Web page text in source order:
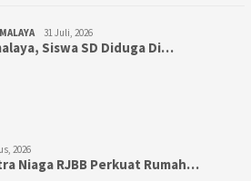
31 Juli, 2026
Siswa SD Diduga Di…
2026
Niaga RJBB Perkuat Rumah…